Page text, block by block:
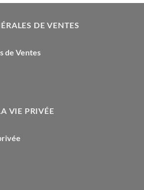
DE VENTES
de Ventes
VIE PRIVÉE